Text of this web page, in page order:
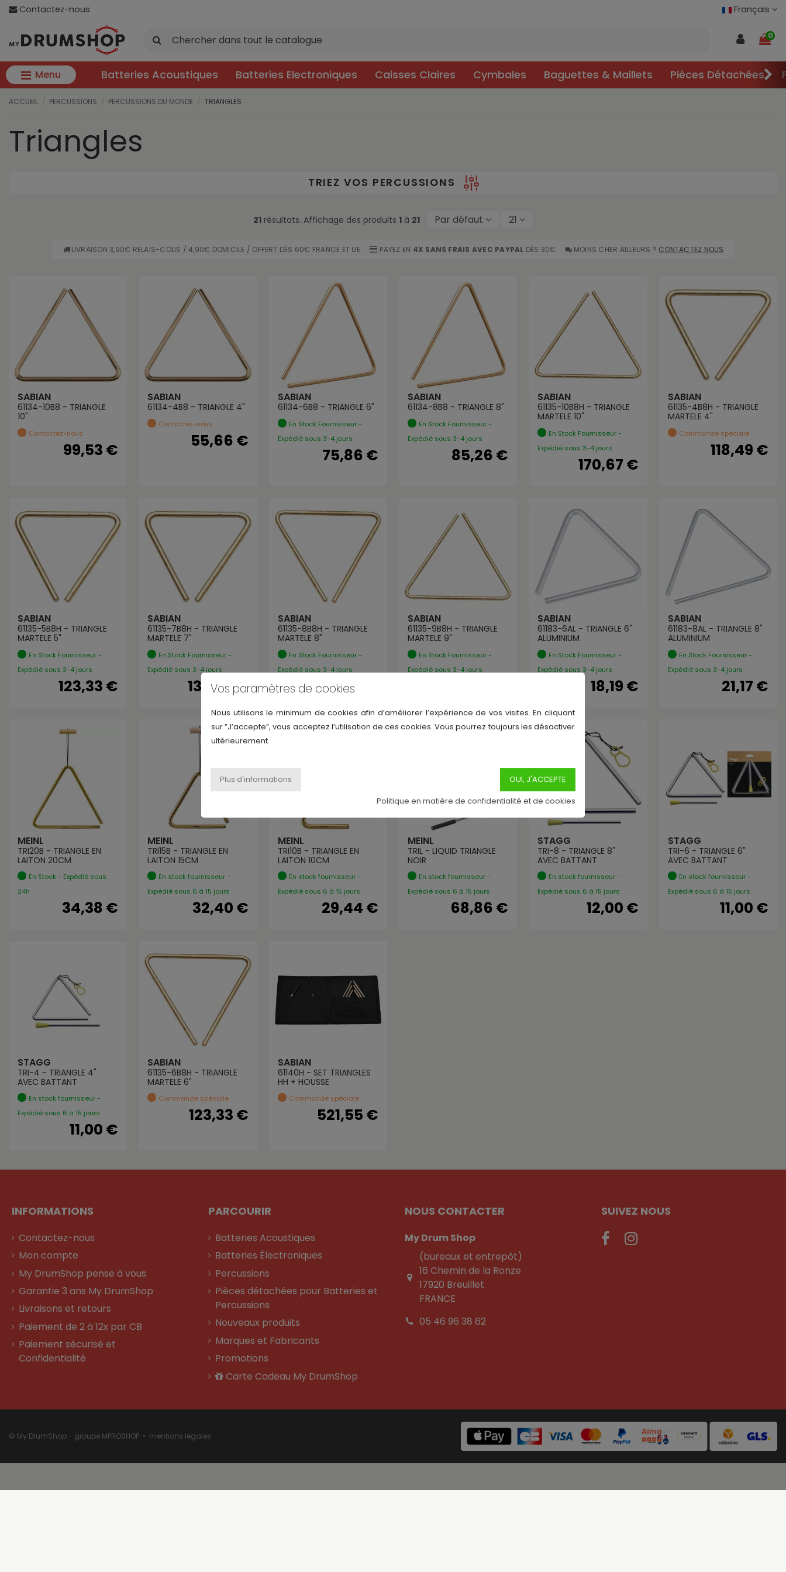
Contactez-nous Français
0
Menu Batteries Acoustiques Batteries Electroniques Caisses Claires Cymbales Baguettes & Maillets Pièces Détachées
ACCUEIL PERCUSSIONS PERCUSSIONS DU MONDE TRIANGLES
Triangles
TRIEZ VOS PERCUSSIONS
21 résultats. Affichage des produits1 à 21 Par défaut 21
LIVRAISON 3,90€ RELAIS-COLIS / 4,90€ DOMICILE / OFFERT DÈS 60€ FRANCE ET UE PAYEZ EN 4X SANS FRAIS AVEC PAYPAL DÈS 30€ MOINS CHER AILLEURS ? CONTACTEZ NOUS
SABIAN
61134-10B8 - TRIANGLE
10"
Contactez-nous
99,53 €
SABIAN
61134-4B8 - TRIANGLE 4"
Contactez-nous
55,66 €
SABIAN
61134-6B8 - TRIANGLE 6"
En Stock Fournisseur -
Expédié sous 3-4 jours
75,86 €
SABIAN
61134-8B8 - TRIANGLE 8"
En Stock Fournisseur -
Expédié sous 3-4 jours
85,26 €
SABIAN
61135-10B8H - TRIANGLE
MARTELE 10"
En Stock Fournisseur -
Expédié sous 3-4 jours
170,67 €
SABIAN
61135-4B8H - TRIANGLE
MARTELE 4"
Commande spéciale
118,49 €
SABIAN
61135-5B8H - TRIANGLE
MARTELE 5"
En Stock Fournisseur -
Expédié sous 3-4 jours
123,33 €
SABIAN
61135-7B8H - TRIANGLE
MARTELE 7"
En Stock Fournisseur -
Expédié sous 3-4 jours
137,45 €
SABIAN
61135-8B8H - TRIANGLE
MARTELE 8"
En Stock Fournisseur -
Expédié sous 3-4 jours
127,00 €
SABIAN
61135-9B8H - TRIANGLE
MARTELE 9"
En Stock Fournisseur -
Expédié sous 3-4 jours
SABIAN
61183-6AL - TRIANGLE 6"
ALUMINIUM
En Stock Fournisseur -
Expédié sous 3-4 jours
18,19 €
SABIAN
61183-8AL - TRIANGLE 8"
ALUMINIUM
En Stock Fournisseur -
Expédié sous 3-4 jours
21,17 €
MEINL
TRI20B - TRIANGLE EN
LAITON 20CM
En Stock - Expédié sous
24h
34,38 €
MEINL
TRI15B - TRIANGLE EN
LAITON 15CM
En stock fournisseur -
Expédié sous 6 à 15 jours
32,40 €
MEINL
TRI10B - TRIANGLE EN
LAITON 10CM
En stock fournisseur -
Expédié sous 6 à 15 jours
29,44 €
MEINL
TRIL - LIQUID TRIANGLE
NOIR
En stock fournisseur -
Expédié sous 6 à 15 jours
68,86 €
STAGG
TRI-8 - TRIANGLE 8"
AVEC BATTANT
En stock fournisseur -
Expédié sous 6 à 15 jours
12,00 €
STAGG
TRI-6 - TRIANGLE 6"
AVEC BATTANT
En stock fournisseur -
Expédié sous 6 à 15 jours
11,00 €
STAGG
TRI-4 - TRIANGLE 4"
AVEC BATTANT
En stock fournisseur -
Expédié sous 6 à 15 jours
11,00 €
SABIAN
61135-6B8H - TRIANGLE
MARTELE 6"
Commande spéciale
123,33 €
SABIAN
61140H - SET TRIANGLES
HH + HOUSSE
Commande spéciale
521,55 €
INFORMATIONS
Contactez-nous
Mon compte
My DrumShop pense à vous
Garantie 3 ans My DrumShop
Livraisons et retours
Paiement de 2 à 12x par CB
Paiement sécurisé et
Confidentialité
PARCOURIR
Batteries Acoustiques
Batteries Électroniques
Percussions
Pièces détachées pour Batteries et
Percussions
Nouveaux produits
Marques et Fabricants
Promotions
Carte Cadeau My DrumShop
NOUS CONTACTER
My Drum Shop
(bureaux et entrepôt)
16 Chemin de la Ronze
17920 Breuillet
FRANCE
05 46 96 38 62
SUIVEZ NOUS
© My DrumShop - groupe MPROSHOP • mentions légales
Vos paramètres de cookies
Nous utilisons le minimum de cookies afin d’améliorer l’expérience de vos visites. En cliquant
sur ”J’accepte”, vous acceptez l’utilisation de ces cookies. Vous pourrez toujours les désactiver
ultérieurement.
Politique en matière de confidentialité et de cookies